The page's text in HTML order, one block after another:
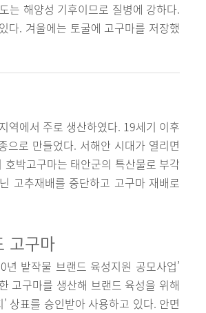
는 해양성 기후이므로 질병에 강하다.
다. 겨울에는 토굴에 고구마를 저장했
역에서 주로 생산하였다. 19세기 이후
으로 만들었다. 서해안 시대가 열리면
박고구마는 태안군의 특산물로 부각
고추재배를 중단하고 고구마 재배로
고구마
밭작물 브랜드 육성지원 공모사업’
고구마를 생산해 브랜드 육성을 위해
상표를 승인받아 사용하고 있다. 안면